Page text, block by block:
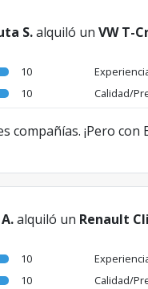
S.alquiló un VW T-
10
10 Calidad/
¡Pero
alquiló un Renault
10
10 Calidad/